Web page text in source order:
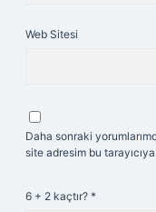
Web Sitesi
Daha sonraki
site adresim bu
6 + 2 kaçtır? *